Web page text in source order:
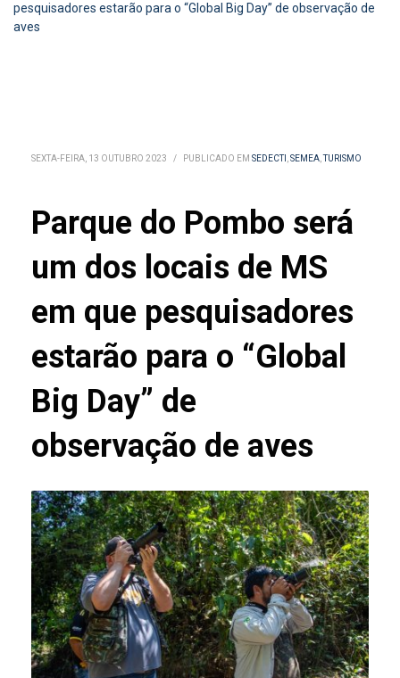
pesquisadores estarão para o “Global Big Day” de observação de
aves
SEXTA-FEIRA, 13 OUTUBRO 2023 / PUBLICADO EM SEDECTI ,SEMEA,TURISMO
Parque do Pombo será
um dos locais de MS
em que pesquisadores
estarão para o “Global
Big Day” de
observação de aves